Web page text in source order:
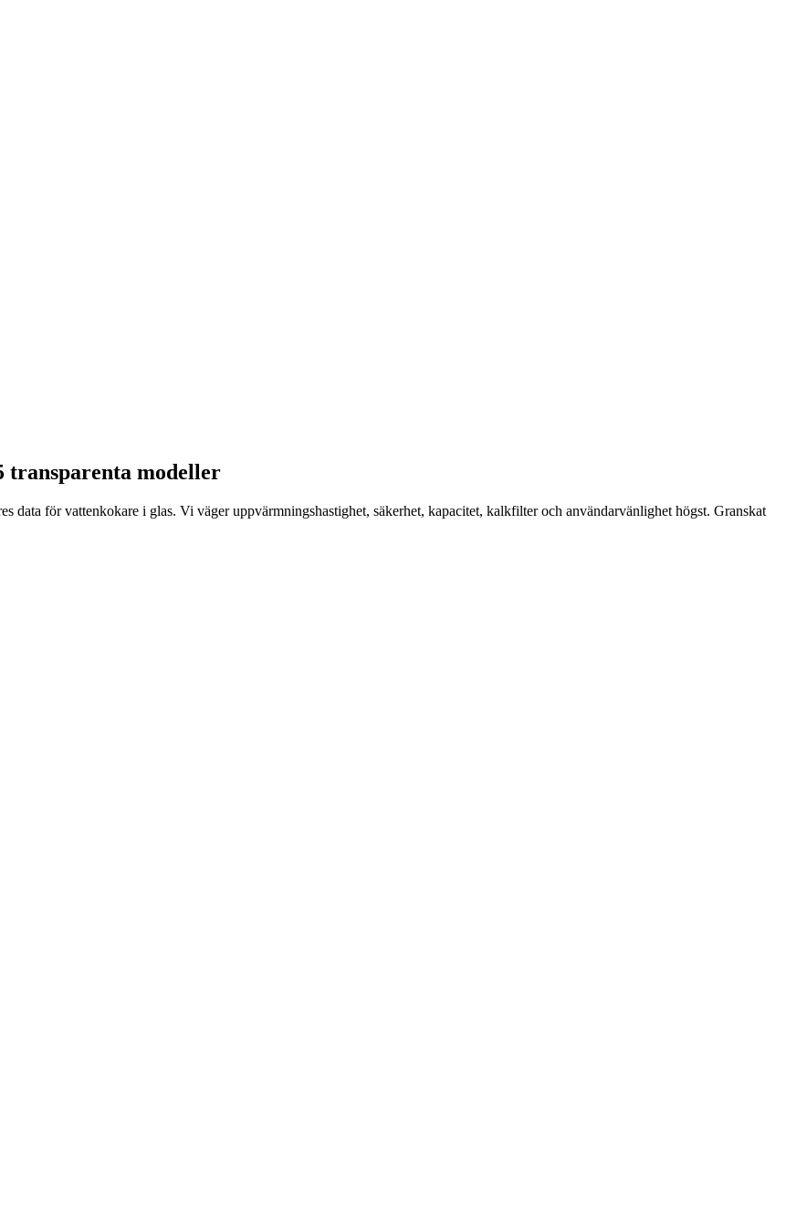
transparenta modeller
data för vattenkokare i glas. Vi väger uppvärmningshastighet, säkerhet, kapacitet, kalkfilter och användarvänlighet högst. Granskat